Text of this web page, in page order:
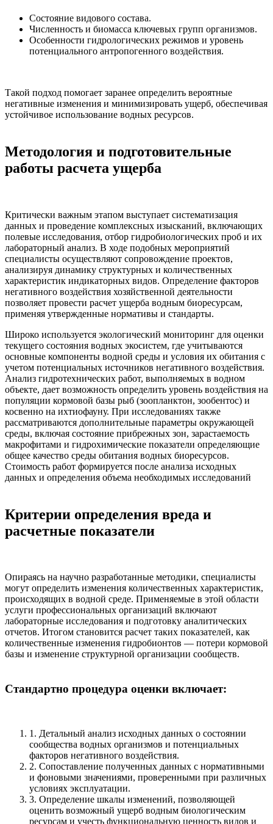
Состояние видового состава.
Численность и биомасса ключевых групп организмов.
Особенности гидрологических режимов и уровень
потенциального антропогенного воздействия.
Такой подход помогает заранее определить вероятные
негативные изменения и минимизировать ущерб, обеспечивая
устойчивое использование водных ресурсов.
Методология и подготовительные
работы расчета ущерба
Критически важным этапом выступает систематизация
данных и проведение комплексных изысканий, включающих
полевые исследования, отбор гидробиологических проб и их
лабораторный анализ. В ходе подобных мероприятий
специалисты осуществляют сопровождение проектов,
анализируя динамику структурных и количественных
характеристик индикаторных видов. Определение факторов
негативного воздействия хозяйственной деятельности
позволяет провести расчет ущерба водным биоресурсам,
применяя утвержденные нормативы и стандарты.
Широко используется экологический мониторинг для оценки
текущего состояния водных экосистем, где учитываются
основные компоненты водной среды и условия их обитания с
учетом потенциальных источников негативного воздействия.
Анализ гидротехнических работ, выполняемых в водном
объекте, дает возможность определить уровень воздействия на
популяции кормовой базы рыб (зоопланктон, зообентос) и
косвенно на ихтиофауну. При исследованиях также
рассматриваются дополнительные параметры окружающей
среды, включая состояние прибрежных зон, зарастаемость
макрофитами и гидрохимические показатели определяющие
общее качество среды обитания водных биоресурсов.
Стоимость работ формируется после анализа исходных
данных и определения объема необходимых исследований
Критерии определения вреда и
расчетные показатели
Опираясь на научно разработанные методики, специалисты
могут определить изменения количественных характеристик,
происходящих в водной среде. Применяемые в этой области
услуги профессиональных организаций включают
лабораторные исследования и подготовку аналитических
отчетов. Итогом становится расчет таких показателей, как
количественные изменения гидробионтов — потери кормовой
базы и изменение структурной организации сообществ.
Стандартно процедура оценки включает:
1. Детальный анализ исходных данных о состоянии
сообщества водных организмов и потенциальных
факторов негативного воздействия.
2. Сопоставление полученных данных с нормативными
и фоновыми значениями, проверенными при различных
условиях эксплуатации.
3. Определение шкалы изменений, позволяющей
оценить возможный ущерб водным биологическим
ресурсам и учесть функциональную ценность видов и